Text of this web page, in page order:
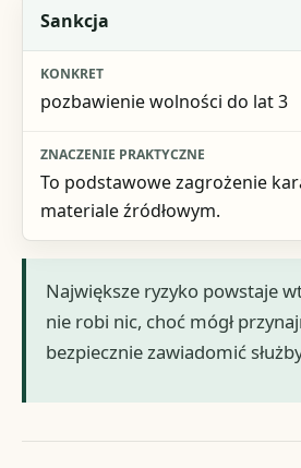
Sankcja
pozbawienie wolności do lat 3
To podstawowe zagrożenie
materiale źródłowym.
Największe ryzyko powstaje
nie robi nic, choć mógł
bezpiecznie zawiadomić